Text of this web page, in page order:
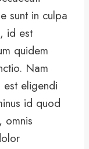
sunt in culpa
id est
quidem
Nam
eligendi
id quod
omnis